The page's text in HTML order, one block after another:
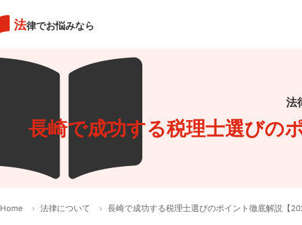
法律でお悩みなら
法
長崎で成功する税理士選びの
Home 法律について 長崎で成功する税理士選びのポイント徹底解説【